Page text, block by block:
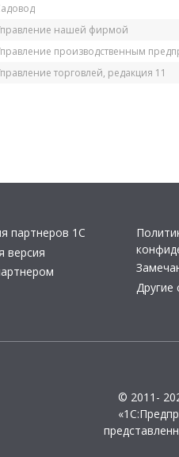
нашей фирмой
производственным
торговлей, редакция 11
партнеров 1С
версия
Другие
© 2011-